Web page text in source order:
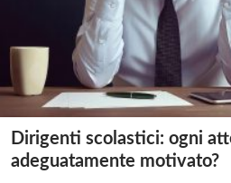
Dirigenti scolastici: ogni
adeguatamente motivato?